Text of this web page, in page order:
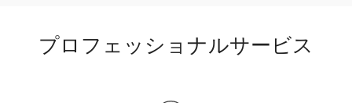
プロフェッショナルサービス